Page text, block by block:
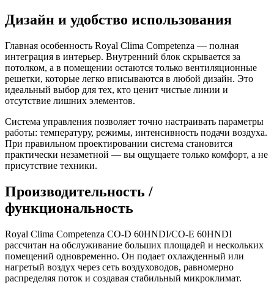
Дизайн и удобство использования
Главная особенность Royal Clima Competenza — полная
интеграция в интерьер. Внутренний блок скрывается за
потолком, а в помещении остаются только вентиляционные
решетки, которые легко вписываются в любой дизайн. Это
идеальный выбор для тех, кто ценит чистые линии и
отсутствие лишних элементов.
Система управления позволяет точно настраивать параметры
работы: температуру, режимы, интенсивность подачи воздуха.
При правильном проектировании система становится
практически незаметной — вы ощущаете только комфорт, а не
присутствие техники.
Производительность /
функциональность
Royal Clima Competenza CO-D 60HNDI/CO-E 60HNDI
рассчитан на обслуживание больших площадей и нескольких
помещений одновременно. Он подает охлажденный или
нагретый воздух через сеть воздуховодов, равномерно
распределяя поток и создавая стабильный микроклимат.